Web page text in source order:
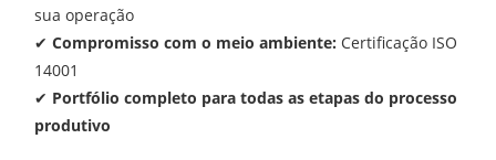
sua operação
✔Compromisso com o meio ambiente: Certificação ISO
14001
✔ Portfólio completo para todas as etapas do processo
produtivo